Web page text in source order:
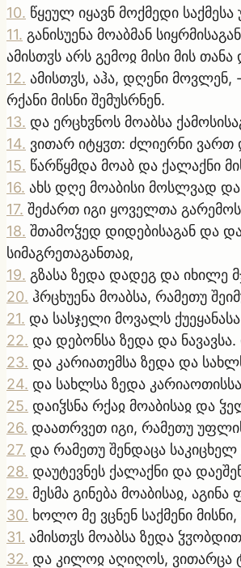
10. წყეულ იყავნ მოქმედი
11. განისუენა მოაბმან
ამისთჳს არს გემოჲ მისი მის
12. ამისთჳს, აჰა, დღენი
რქანი მისნი შემუსრნენ.
13. და ერცხჳნოს მოაბსა
14. ვითარ იტყჳთ: ძლიერნი
15. წარწყმდა მოაბ და ქალაქნი
16. ახს დღე მოაბისი მოსლვად
17. შეძართ იგი ყოველთა
18. შთამოჴედ დიდებისაგან და
სიმაგრეთაგანთაჲ,
19. გზასა ზედა დადეგ და იხილე
20. ჰრცხუენა მოაბსა, რამეთუ
21. და სასჯელი მოვალს
22. და დებონსა ზედა და
23. და კარიათემსა ზედა და
24. და სახლსა ზედა
25. დაიჴსნა რქაჲ მოაბისაჲ და
26. დაათრვეთ იგი, რამეთუ
27. და რამეთუ შენდაცა
28. დაუტევნეს ქალაქნი და
29. მესმა გინება მოაბისაჲ,
30. ხოლო მე ვცნენ საქმენი
31. ამისთჳს მოაბსა ზედა
32. და კილოჲ აღიღოს, ვითარცა